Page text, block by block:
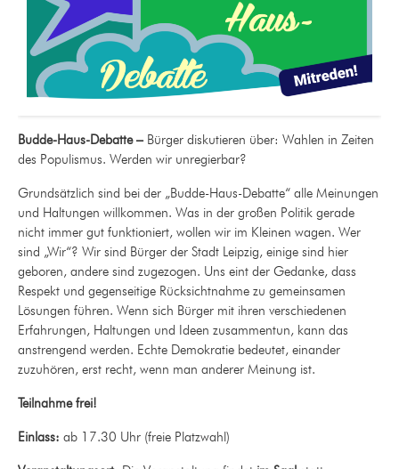
Budde-Haus-Debatte– Bürger diskutieren über: Wahlen in Zeiten
des Populismus. Werden wir unregierbar?
Grundsätzlich sind bei der „Budde-Haus-Debatte“ alle Meinungen
und Haltungen willkommen. Was in der großen Politik gerade
nicht immer gut funktioniert, wollen wir im Kleinen wagen. Wer
sind „Wir“? Wir sind Bürger der Stadt Leipzig, einige sind hier
geboren, andere sind zugezogen. Uns eint der Gedanke, dass
Respekt und gegenseitige Rücksichtnahme zu gemeinsamen
Lösungen führen. Wenn sich Bürger mit ihren verschiedenen
Erfahrungen, Haltungen und Ideen zusammentun, kann das
anstrengend werden. Echte Demokratie bedeutet, einander
zuzuhören, erst recht, wenn man anderer Meinung ist.
Teilnahme frei!
Einlass: ab 17.30 Uhr (freie Platzwahl)